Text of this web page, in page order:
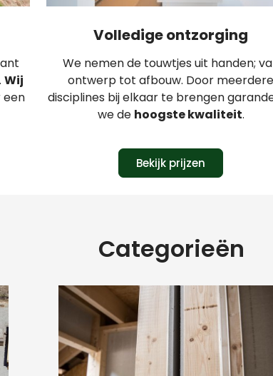
Wij
een
Volledige ontzorging
We nemen de touwtjes uit handen;
ontwerp tot afbouw. Door meerdere
disciplines bij elkaar te brengen
we de hoogste kwaliteit.
Bekijk prijzen
Categorieën